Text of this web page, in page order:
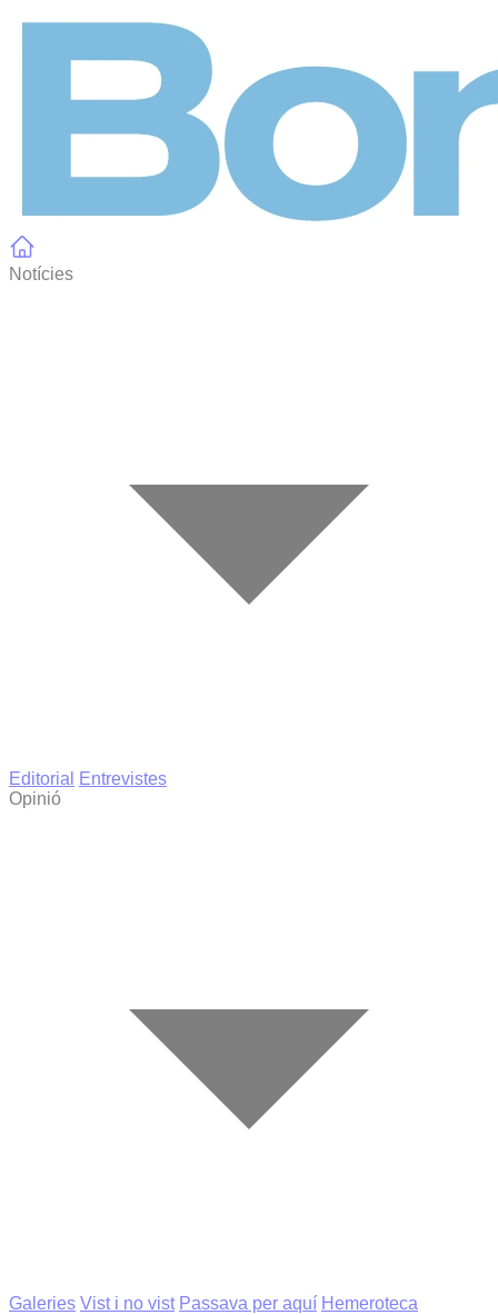
Notícies
Editorial
Entrevistes
Opinió
Galeries Vist i no vist Passava per aquí Hemeroteca